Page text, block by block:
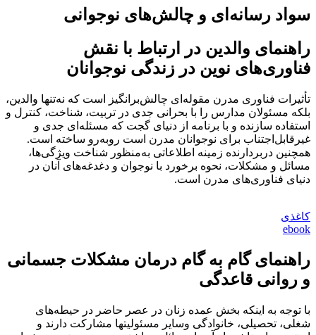
سواد رسانه‌ای و چالش‌های نوجوانی
راهنمای والدین در ارتباط با نقش
فناوری‌های نوین در زندگی نوجوانان
تأثیرات فناوری مدرن مقوله‌ای چالش‌برانگیز است که نه‌تنها والدین،
بلکه مسئولان مدارس را با بحرانی جدی در تربیت، شناخت، کنترل و
استفاده سازنده و با برنامه از دنیای گجت که مسئله‌ای جدی و
غیرقابل‌اجتناب برای نوجوانان مدرن است روبه‌رو ساخته است.
همچنین دربردارنده زمینه اطلاعاتی به‌منظور شناخت ویژگی‌ها،
مسائل و مشکلات، نحوه برخورد با نوجوان و دغدغه‌های آنان در
دنیای فناوری‌های مدرن است.
کاغذی
ebook
راهنمای گام به گام درمان مشکلات جسمانی
و روانی قاعدگی
با توجه به اینکه بخش عمده زنان در عصر حاضر در حیطه‌های
شغلی، تحصیلی، خانوادگی وسایر مسئولیت‏ها مشارکت دارند و